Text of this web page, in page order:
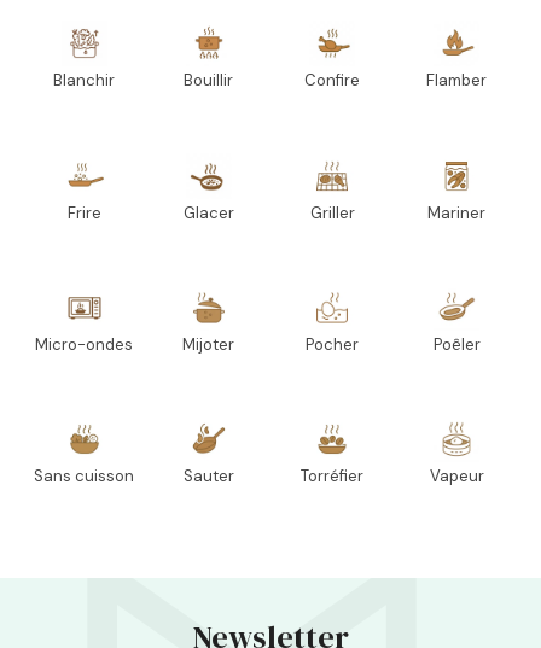
Blanchir Bouillir Confire Flamber
Frire Glacer Griller Mariner
Micro-ondes Mijoter Pocher Poêler
Sans cuisson Sauter Torréfier Vapeur
Newsletter